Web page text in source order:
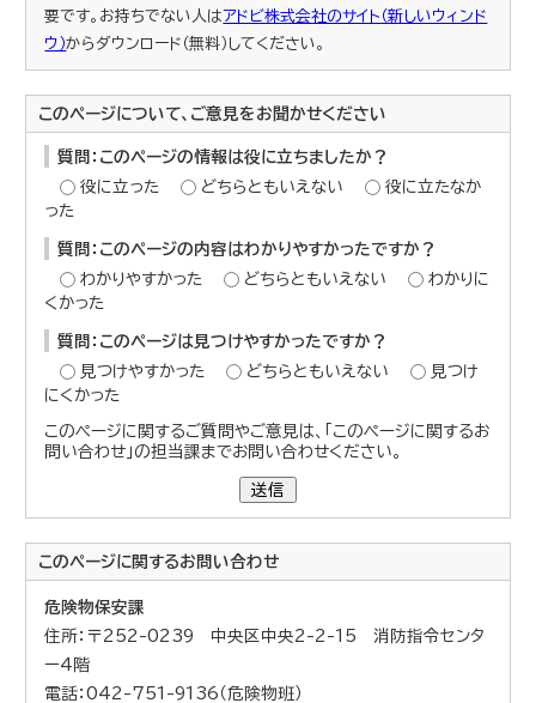
要です。お持ちでない人はアドビ株式会社のサイト（新しいウィンド
ウ）からダウンロード（無料）してください。
このページについて、ご意見をお聞かせください
質問：このページの情報は役に立ちましたか？
役に立った
どちらともいえない
役に立たなか
った
質問：このページの内容はわかりやすかったですか？
わかりやすかった
どちらともいえない
わかりに
くかった
質問：このページは見つけやすかったですか？
見つけやすかった
どちらともいえない
見つけ
にくかった
このページに関するご質問やご意見は、「このページに関するお
問い合わせ」の担当課までお問い合わせください。
送信
このページに関するお問い合わせ
危険物保安課
住所：〒252-0239 中央区中央2-2-15 消防指令センタ
ー4階
電話：042-751-9136（危険物班）